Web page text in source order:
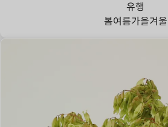
유행
봄여름가을겨울